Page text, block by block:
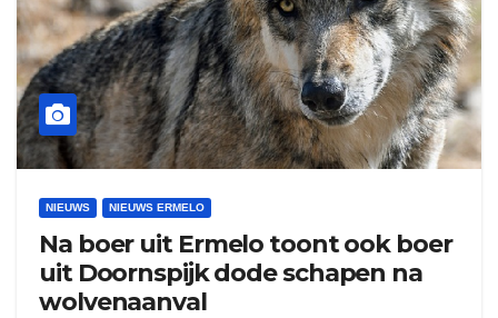
NIEUWS NIEUWS ERMELO
Na boer uit Ermelo toont ook boer
uit Doornspijk dode schapen na
wolvenaanval